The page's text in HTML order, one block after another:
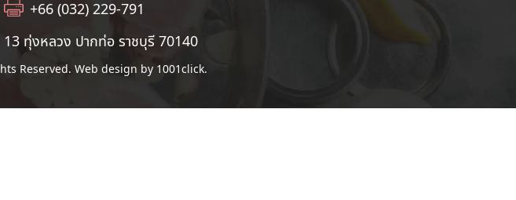
+66 (032) 229-791​
ทุ่งหลวง ปากท่อ ราชบุรี 70140
Reserved. Web design by 1001click.